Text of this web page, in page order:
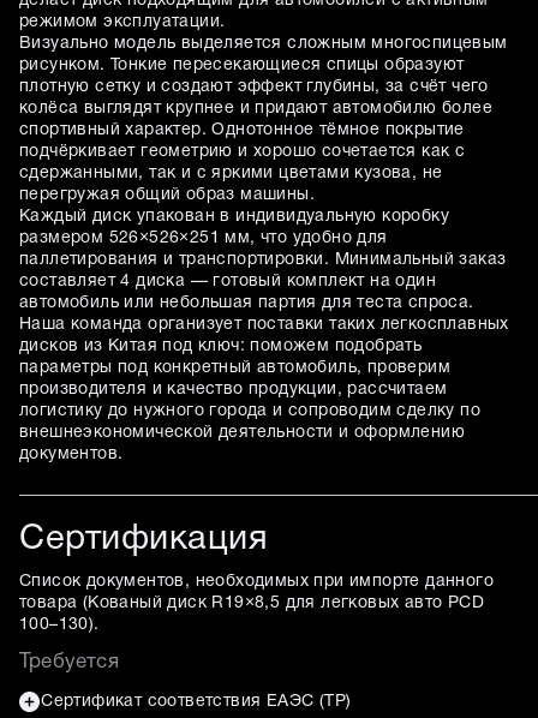
режимом эксплуатации.
Визуально модель выделяется сложным многоспицевым
рисунком. Тонкие пересекающиеся спицы образуют
плотную сетку и создают эффект глубины, за счёт чего
колёса выглядят крупнее и придают автомобилю более
спортивный характер. Однотонное тёмное покрытие
подчёркивает геометрию и хорошо сочетается как с
сдержанными, так и с яркими цветами кузова, не
перегружая общий образ машины.
Каждый диск упакован в индивидуальную коробку
размером 526×526×251 мм, что удобно для
паллетирования и транспортировки. Минимальный заказ
составляет 4 диска — готовый комплект на один
автомобиль или небольшая партия для теста спроса.
Наша команда организует поставки таких легкосплавных
дисков из Китая под ключ: поможем подобрать
параметры под конкретный автомобиль, проверим
производителя и качество продукции, рассчитаем
логистику до нужного города и сопроводим сделку по
внешнеэкономической деятельности и оформлению
документов.
Сертификация
Список документов, необходимых при импорте данного
товара (Кованый диск R19×8,5 для легковых авто PCD
100–130).
Требуется
Сертификат соответствия ЕАЭС (ТР)